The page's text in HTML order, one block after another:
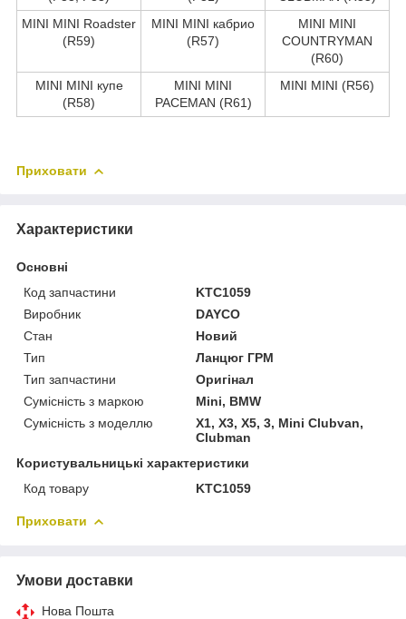
MINI MINI Roadster
(R59)
MINI MINI кабрио
(R57)
MINI MINI
COUNTRYMAN
(R60)
MINI MINI купе
(R58)
MINI MINI
PACEMAN (R61)
MINI MINI (R56)
Приховати
Характеристики
Основні
Код запчастини
KTC1059
Виробник
DAYCO
Стан
Новий
Тип
Ланцюг ГРМ
Тип запчастини
Оригінал
Сумісність з маркою
Mini, BMW
Сумісність з моделлю
X1, X3, X5, 3, Mini Clubvan,
Clubman
Користувальницькі характеристики
Код товару
KTC1059
Приховати
Умови доставки
Нова Пошта